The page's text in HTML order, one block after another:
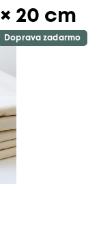
20 cm
Doprava zadarmo